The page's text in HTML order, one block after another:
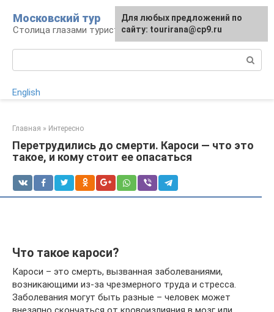
контенту
Московский тур
Столица глазами туриста
English
Главная » Интересно
Перетрудились до смерти. Кароси — что это
такое, и кому стоит ее опасаться
Что такое кароси?
Кароси – это смерть, вызванная заболеваниями,
возникающими из-за чрезмерного труда и стресса.
Заболевания могут быть разные – человек может
Для любых предложений по
сайту: tourirana@cp9.ru